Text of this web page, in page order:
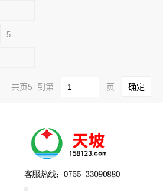
5
共页5 到第 页